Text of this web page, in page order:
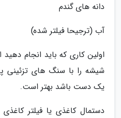
دانه های گندم
آب (ترجیحا فیلتر شده)
اولین کاری که باید انجام
شیشه را با سنگ های تزئینی
یک دست باشد بهتر است.
دستمال کاغذی یا فیلتر